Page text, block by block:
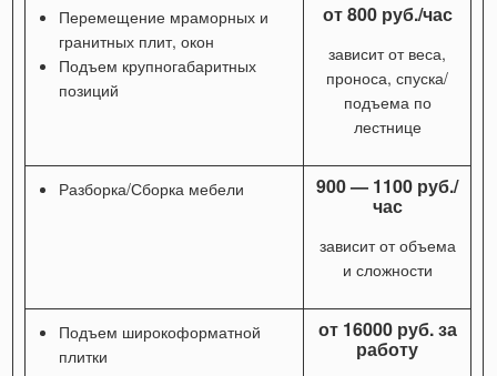
Перемещение мраморных и
гранитных плит, окон
Подъем крупногабаритных
позиций
от 800 руб./час
зависит от веса,
проноса, спуска/
подъема по
лестнице
Разборка/Сборка мебели 900 — 1100 руб./
час
зависит от объема
и сложности
Подъем широкоформатной
плитки
от 16000 руб. за
работу